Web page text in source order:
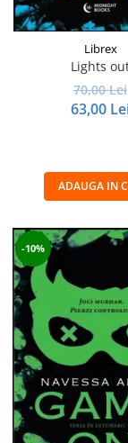
Librex
Lights
70,00 Lei
63,00
ADAUGA IN
-10%